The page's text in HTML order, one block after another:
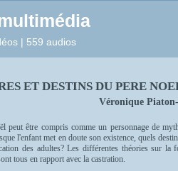
| 559 audios
ET DESTINS DU PERE
Véronique
peut être compris comme un personnage de
l'enfant met en doute son existence, quels
des adultes? Les différentes théories sur la
tous en rapport avec la castration.